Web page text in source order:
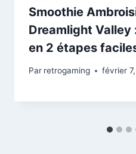
Smoothie
Dreamlight
en 2 étapes
Par retrogaming février